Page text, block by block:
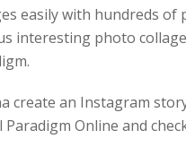
easily with hundreds
interesting photo
create an Instagram
Paradigm Online and